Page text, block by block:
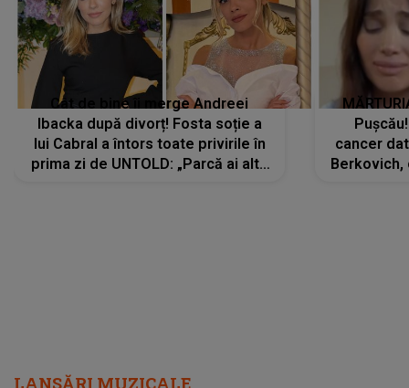
Cât de bine îi merge Andreei
Ibacka după divorț! Fosta soție a
lui Cabral a întors toate privirile în
prima zi de UNTOLD: „Parcă ai altă
cancer
Berkovich,